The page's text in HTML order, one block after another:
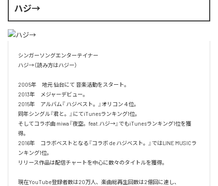
ハジ→
シンガーソングエンターテイナー
ハジ→（読み方はハジー）
2005年　地元 仙台にて 音楽活動をスタート。
2013年　メジャーデビュー。
2015年　アルバム『 ハジベスト。』オリコン４位。
同年シングル『君と。』にてiTunesランキング1位。
そしてコラボ曲 miwa『夜空。feat.ハジ→』でもiTunesランキング1位を獲
得。
2016年　コラボベストとなる『コラボ de ハジベスト。』ではLINE MUSICラ
ンキング1位。
リリース作品は配信チャートを中心に数々のタイトルを獲得。
現在YouTube登録者数は20万人、楽曲総再生回数は2億回に達し、